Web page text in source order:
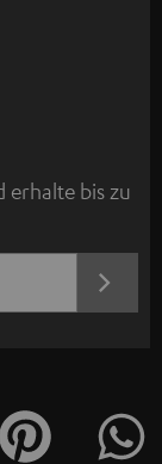
erhalte bis zu
JETZT